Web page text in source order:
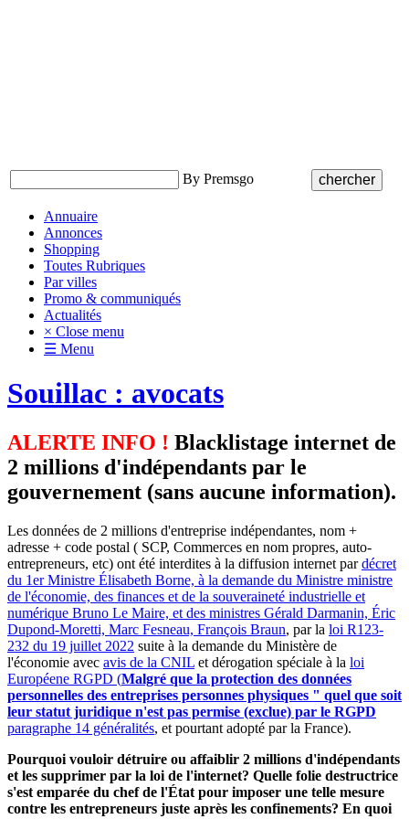
By Premsgo
Annuaire
Annonces
Shopping
Toutes Rubriques
Par villes
Promo & communiqués
Actualités
× Close menu
☰ Menu
Souillac : avocats
ALERTE INFO ! Blacklistage internet de
2 millions d'indépendants par le
gouvernement (sans aucune information).
Les données de 2 millions d'entreprise indépendantes, nom +
adresse + code postal ( SCP, Commerces en nom propres, auto-
entrepreneurs, etc) ont été interdites à la diffusion internet pardécret
du 1er Ministre Élisabeth Borne, à la demande du Ministre ministre
de l'économie, des finances et de la souveraineté industrielle et
numérique Bruno Le Maire, et des ministres Gérald Darmanin, Éric
Dupond-Moretti, Marc Fesneau, François Braun, par la loi R123-
232 du 19 juillet 2022 suite à la demande du Ministère de
l'économie avec avis de la CNIL et dérogation spéciale à la loi
Européene RGPD (Malgré que la protection des données
personnelles des entreprises personnes physiques " quel que soit
leur statut juridique n'est pas permise (exclue) par le RGPD
paragraphe 14 généralités, et pourtant adopté par la France).
Pourquoi vouloir détruire ou affaiblir 2 millions d'indépendants
et les supprimer par la loi de l'internet? Quelle folie destructrice
s'est emparée du chef de l'État pour imposer une telle mesure
contre les entrepreneurs juste après les confinements? En quoi